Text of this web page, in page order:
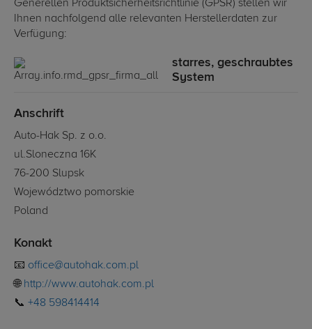
Generellen Produktsicherheitsrichtlinie (GPSR) stellen wir
Ihnen nachfolgend alle relevanten Herstellerdaten zur
Verfügung:
starres, geschraubtes
System
Anschrift
Auto-Hak Sp. z o.o.
ul.Sloneczna 16K
76-200 Slupsk
Województwo pomorskie
Poland
Konakt
📧 office@autohak.com.pl
🌐 http://www.autohak.com.pl
📞 +48 598414414